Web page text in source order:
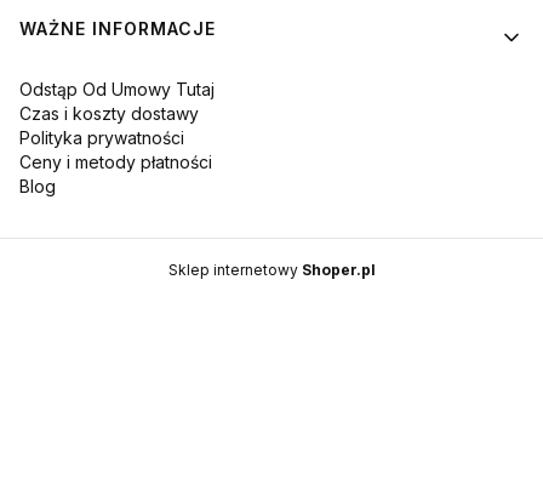
WAŻNE INFORMACJE
Odstąp Od Umowy Tutaj
Czas i koszty dostawy
Polityka prywatności
Ceny i metody płatności
Blog
Sklep internetowy Shoper.pl